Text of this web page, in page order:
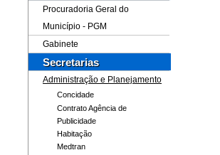
Procuradoria Geral do
Município - PGM
Gabinete
Secretarias
Administração e Planejamento
Concidade
Contrato Agência de
Publicidade
Habitação
Medtran